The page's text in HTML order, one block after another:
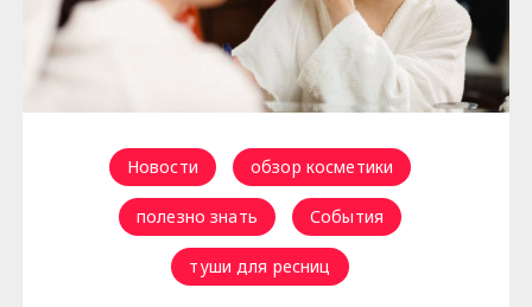
Новости обзор косметики
полезно знать События
туши для ресниц